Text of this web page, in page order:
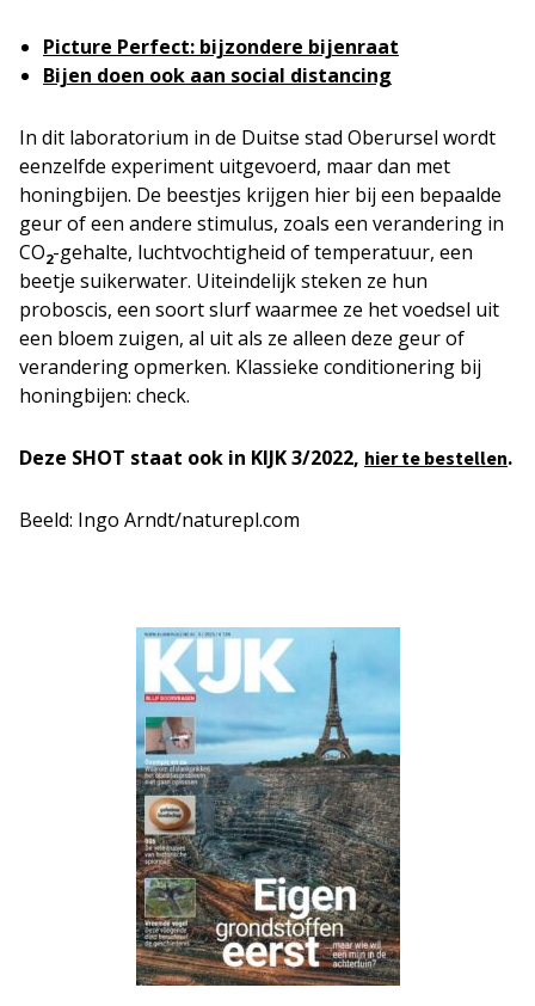
Picture Perfect: bijzondere bijenraat
Bijen doen ook aan social distancing
In dit laboratorium in de Duitse stad Oberursel wordt
eenzelfde experiment uitgevoerd, maar dan met
honingbijen. De beestjes krijgen hier bij een bepaalde
geur of een andere stimulus, zoals een verandering in
CO2-gehalte, luchtvochtigheid of temperatuur, een
beetje suikerwater. Uiteindelijk steken ze hun
proboscis, een soort slurf waarmee ze het voedsel uit
een bloem zuigen, al uit als ze alleen deze geur of
verandering opmerken. Klassieke conditionering bij
honingbijen: check.
Deze SHOT staat ook in KIJK 3/2022, hier te bestellen.
Beeld: Ingo Arndt/naturepl.com